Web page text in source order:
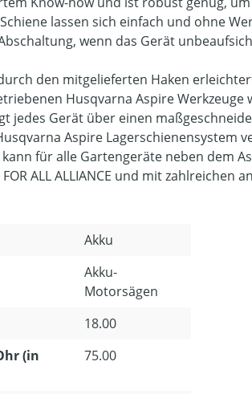
lassen sich einfach und ohne
wenn das Gerät
den mitgelieferten Haken erleichtert
Husqvarna Aspire
jedes Gerät über einen
Aspire Lagerschienensystem
für alle Gartengeräte neben dem
FOR ALL ALLIANCE und mit
Akku
Akku-
Motorsägen
18.00
(in
75.00